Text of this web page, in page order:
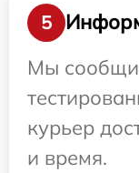
5
Мы
курьер
и время.